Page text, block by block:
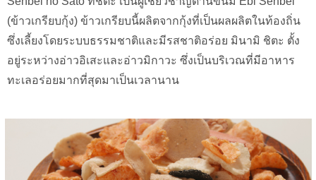
(ข้าวเกรียบกุ้ง) ข้าวเกรียบนี้ผลิตจากกุ้งที่เป็นผลผลิตในท้องถิ่น
ซึ่งเลี้ยงโดยระบบธรรมชาติและมีรสชาติอร่อย มินามิ ชิตะ ตั้ง
อยู่ระหว่างอ่าวอิเสะและอ่าวมิกาวะ ซึ่งเป็นบริเวณที่มีอาหาร
ทะเลอร่อยมากที่สุดมาเป็นเวลานาน